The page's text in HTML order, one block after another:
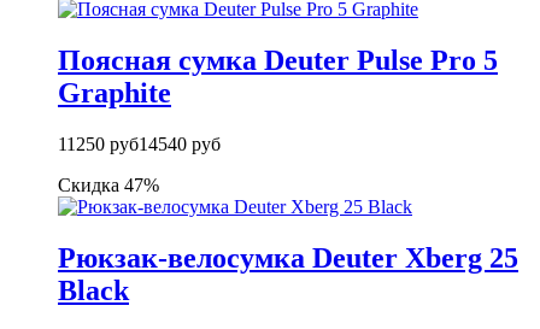
Поясная сумка Deuter Pulse Pro 5
Graphite
11250 руб14540 руб
Скидка 47%
Рюкзак-велосумка Deuter Xberg 25
Black